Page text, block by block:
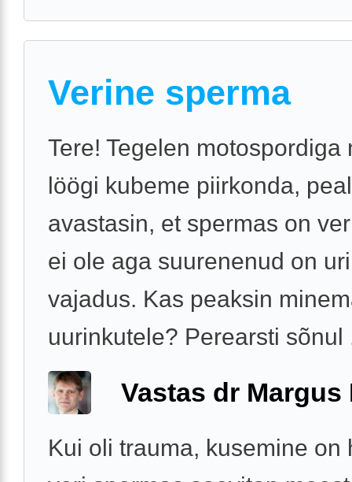
Verine sperma
Tere! Tegelen motospordiga
löögi kubeme piirkonda,
avastasin, et spermas on
ei ole aga suurenenud on
vajadus. Kas peaksin
uurinkutele? Perearsti sõnul
Vastas dr Margus
Kui oli trauma, kusemine on